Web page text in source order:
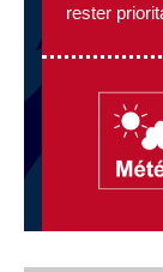
rester